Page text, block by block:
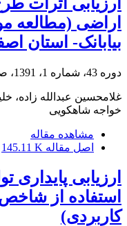
اراضی (مطالعه
بیابانک- استان
دوره 43، شماره 1، 1391، صفحه
غلامحسین عبدالله زاده،
خواجه شاهکویی
مشاهده مقاله
اصل مقاله 145.11 K
ارزیابی پایداری
استفاده از
کاربردی)